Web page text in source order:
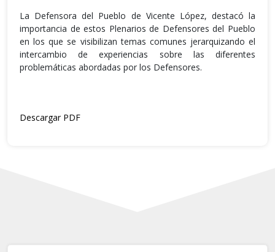
La Defensora del Pueblo de Vicente López, destacó la
importancia de estos Plenarios de Defensores del Pueblo
en los que se visibilizan temas comunes jerarquizando el
intercambio de experiencias sobre las diferentes
problemáticas abordadas por los Defensores.
Descargar PDF